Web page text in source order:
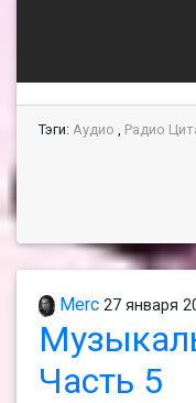
Тэги: Аудио , Радио
Merc 27 января
Часть 5